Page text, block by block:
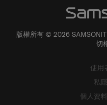
版權所有 © 2026
切
使用
私
個人資